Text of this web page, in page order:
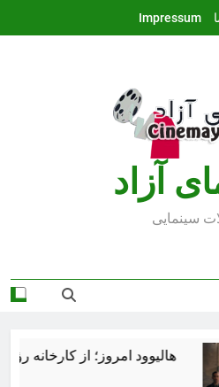
Impressum
آزاد
سينمايى
هالیوود امروز؛ از کارخانه